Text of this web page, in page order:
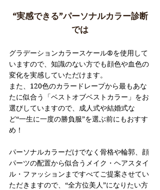
“実感できる”パーソナルカラー診断
では
グラデーションカラースケール®︎を使用して
いますので、知識のない方でも顔色や血色の
変化を実感していただけます。
また、120色のカラードレープから最もあな
たに似合う「ベストオブベストカラー」をお
選びしていますので、成人式や結婚式な
ど“一生に一度の勝負服”を選ぶ前にもおすす
め！
パーソナルカラーだけでなく骨格や輪郭、顔
パーツの配置から似合うメイク・ヘアスタイ
ル・ファッションまですべてご提案させてい
ただきますので、“全方位美人”になりたい方